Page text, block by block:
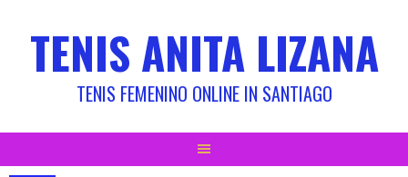
TENIS ANITA LIZANA
TENIS FEMENINO ONLINE IN SANTIAGO